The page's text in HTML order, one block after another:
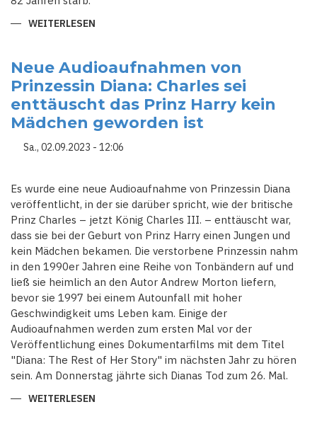
WEITERLESEN
GEHÖRT
NOCH
IMMER
ZU
DEN
BELIEBTESTEN
PERSÖNLICHKEITEN
SPANIENS
Neue Audioaufnahmen von
Prinzessin Diana: Charles sei
enttäuscht das Prinz Harry kein
Mädchen geworden ist
Sa., 02.09.2023 - 12:06
Es wurde eine neue Audioaufnahme von Prinzessin Diana
veröffentlicht, in der sie darüber spricht, wie der britische
Prinz Charles – jetzt König Charles III. – enttäuscht war,
dass sie bei der Geburt von Prinz Harry einen Jungen und
kein Mädchen bekamen. Die verstorbene Prinzessin nahm
in den 1990er Jahren eine Reihe von Tonbändern auf und
ließ sie heimlich an den Autor Andrew Morton liefern,
bevor sie 1997 bei einem Autounfall mit hoher
Geschwindigkeit ums Leben kam. Einige der
Audioaufnahmen werden zum ersten Mal vor der
Veröffentlichung eines Dokumentarfilms mit dem Titel
"Diana: The Rest of Her Story" im nächsten Jahr zu hören
sein. Am Donnerstag jährte sich Dianas Tod zum 26. Mal.
WEITERLESEN